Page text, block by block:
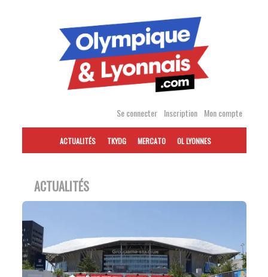
Se connecter Inscription Mon compte
ACTUALITÉS TKYDG MERCATO OL LYONNES
ACTUALITÉS